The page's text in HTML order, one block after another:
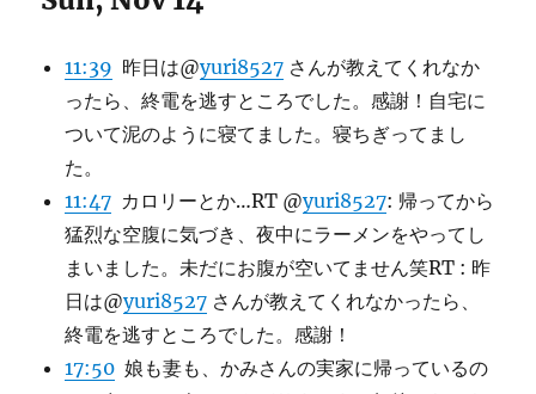
11:39 昨日は@yuri8527 さんが教えてくれなか
ったら、終電を逃すところでした。感謝！自宅に
ついて泥のように寝てました。寝ちぎってまし
た。
11:47 カロリーとか…RT @yuri8527: 帰ってから
猛烈な空腹に気づき、夜中にラーメンをやってし
まいました。未だにお腹が空いてません笑RT : 昨
日は@yuri8527 さんが教えてくれなかったら、
終電を逃すところでした。感謝！
17:50 娘も妻も、かみさんの実家に帰っているの